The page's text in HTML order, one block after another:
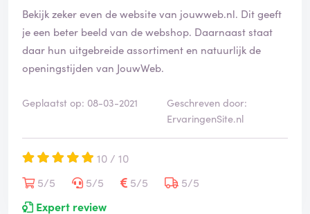
Bekijk zeker even de website van jouwweb.nl. Dit geeft
je een beter beeld van de webshop. Daarnaast staat
daar hun uitgebreide assortiment en natuurlijk de
openingstijden van JouwWeb.
Geplaatst op: 08-03-2021
Geschreven door:
ErvaringenSite.nl
10 / 10
5/5
5/5 5/5
5/5
Expert review